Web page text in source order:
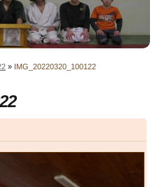
» IMG_20220320_100122